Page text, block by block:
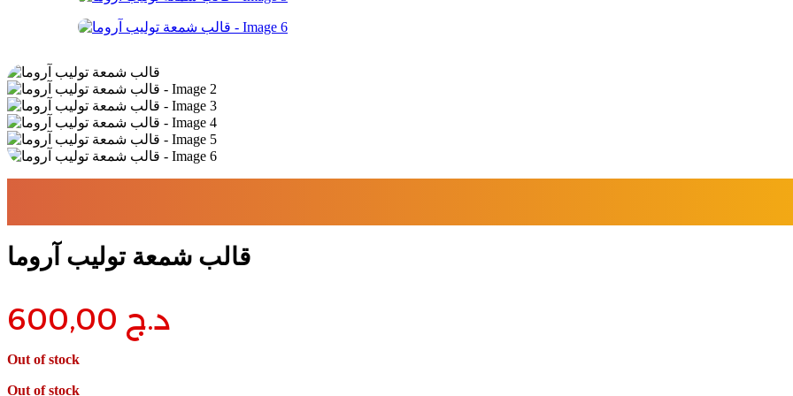
قالب شمعة توليب آروما
د.ج
Out of stock
Out of stock